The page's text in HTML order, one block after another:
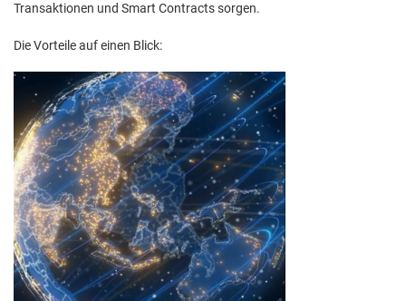
Transaktionen und Smart Contracts sorgen.
Die Vorteile auf einen Blick: